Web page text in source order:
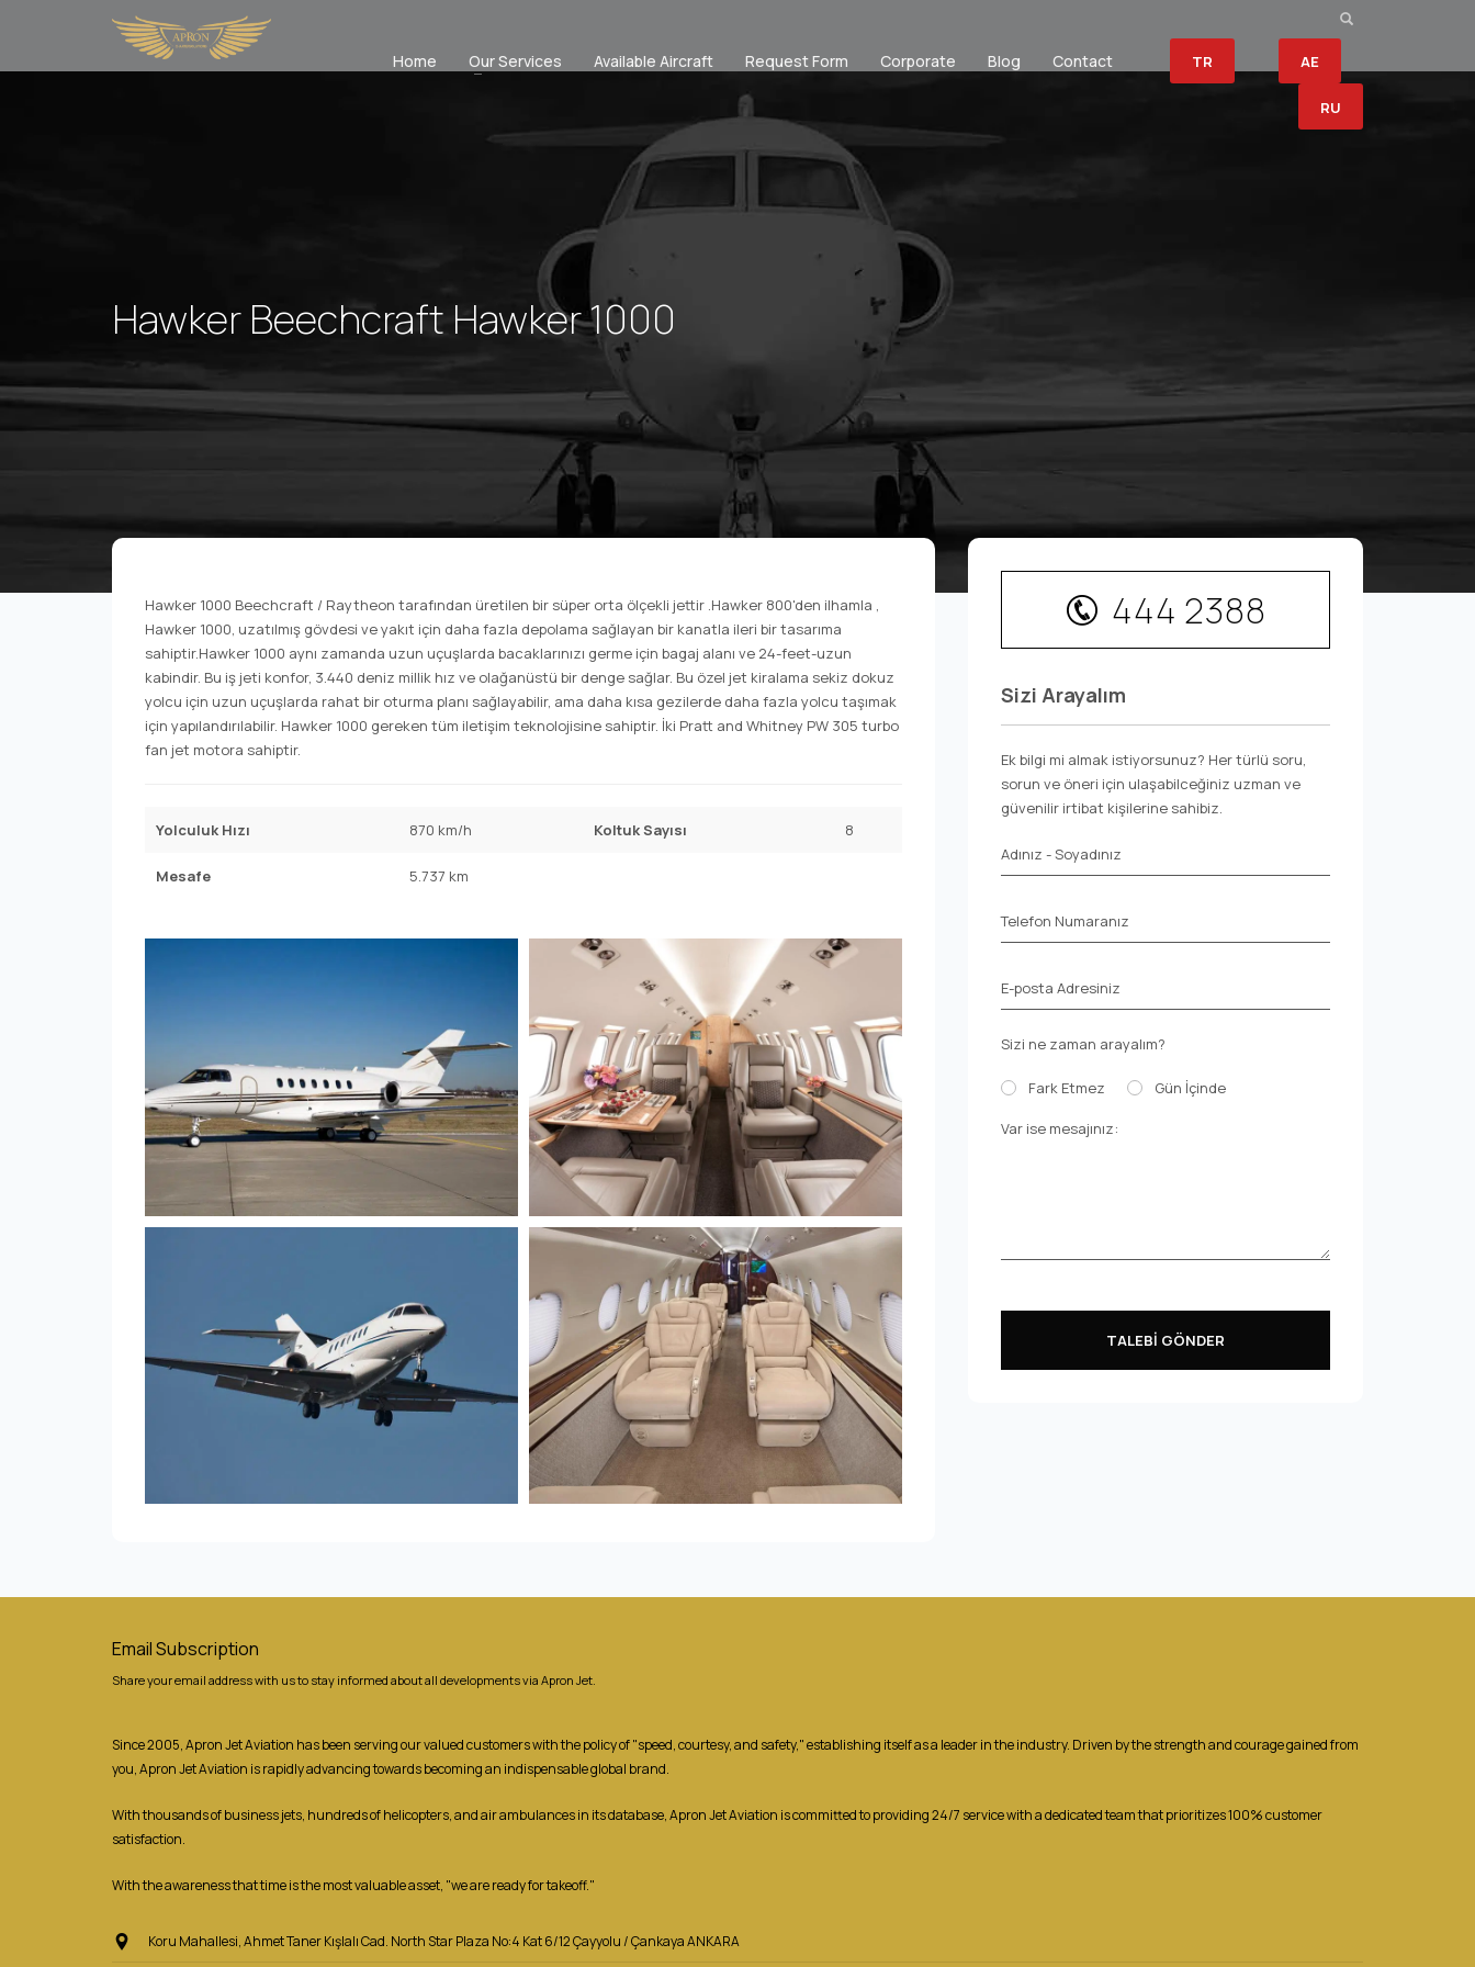
Home Our Services Available Aircraft Request Form Corporate Blog Contact TR AE
RU
Hawker Beechcraft Hawker 1000
Hawker 1000 Beechcraft / Raytheon tarafından üretilen bir süper orta ölçekli jettir .Hawker 800'den ilhamla ,
Hawker 1000, uzatılmış gövdesi ve yakıt için daha fazla depolama sağlayan bir kanatla ileri bir tasarıma
sahiptir.Hawker 1000 aynı zamanda uzun uçuşlarda bacaklarınızı germe için bagaj alanı ve 24-feet-uzun
kabindir. Bu iş jeti konfor, 3.440 deniz millik hız ve olağanüstü bir denge sağlar. Bu özel jet kiralama sekiz dokuz
yolcu için uzun uçuşlarda rahat bir oturma planı sağlayabilir, ama daha kısa gezilerde daha fazla yolcu taşımak
için yapılandırılabilir. Hawker 1000 gereken tüm iletişim teknolojisine sahiptir. İki Pratt and Whitney PW 305 turbo
fan jet motora sahiptir.
Yolculuk Hızı 870 km/h Koltuk Sayısı 8
Mesafe 5.737 km
444 2388
Sizi Arayalım
Ek bilgi mi almak istiyorsunuz? Her türlü soru,
sorun ve öneri için ulaşabilceğiniz uzman ve
güvenilir irtibat kişilerine sahibiz.
Adınız - Soyadınız
Telefon Numaranız
E-posta Adresiniz
Sizi ne zaman arayalım?
Fark Etmez Gün İçinde
Var ise mesajınız:
TALEBİ GÖNDER
Email Subscription
Share your email address with us to stay informed about all developments via Apron Jet.
Since 2005, Apron Jet Aviation has been serving our valued customers with the policy of "speed, courtesy, and safety," establishing itself as a leader in the industry. Driven by the strength and courage gained from
you, Apron Jet Aviation is rapidly advancing towards becoming an indispensable global brand.
With thousands of business jets, hundreds of helicopters, and air ambulances in its database, Apron Jet Aviation is committed to providing 24/7 service with a dedicated team that prioritizes 100% customer
satisfaction.
With the awareness that time is the most valuable asset, "we are ready for takeoff."
Koru Mahallesi, Ahmet Taner Kışlalı Cad. North Star Plaza No:4 Kat 6/12 Çayyolu / Çankaya ANKARA